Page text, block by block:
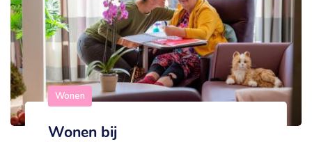
Wonen
Wonen bij